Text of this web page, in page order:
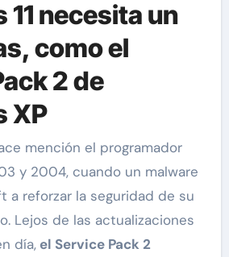
necesita un
como el
2 de
XP
mención el programador
y 2004, cuando un malware
a reforzar la seguridad de su
Lejos de las actualizaciones
día,el Service Pack 2